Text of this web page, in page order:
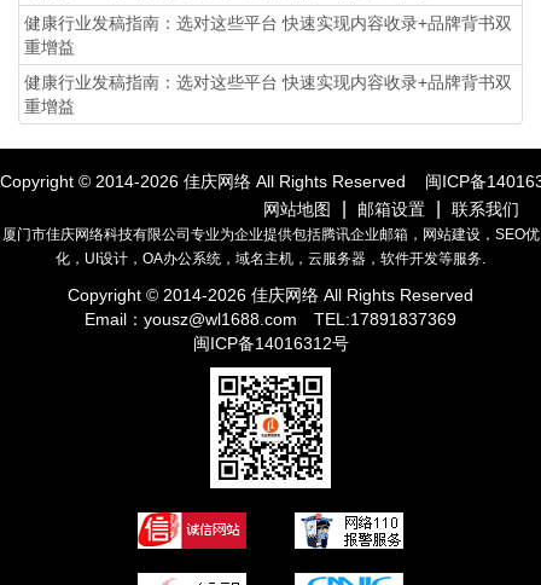
健康行业发稿指南：选对这些平台 快速实现内容收录+品牌背书双
重增益
健康行业发稿指南：选对这些平台 快速实现内容收录+品牌背书双
重增益
Copyright © 2014-2026 佳庆网络 All Rights Reserved 闽ICP备
网站地图
邮箱设置 联系我们
厦门市佳庆网络科技有限公司专业为企业提供包括腾讯企业邮箱，网站建设，SEO优
化，UI设计，OA办公系统，域名主机，云服务器，软件开发等服务.
Copyright © 2014-2026 佳庆网络 All Rights Reserved
Email： yousz@wl1688.com
TEL:17891837369
闽ICP备14016312号